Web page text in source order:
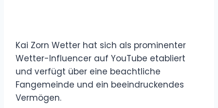
Kai Zorn Wetter hat sich als prominenter
Wetter-Influencer auf YouTube etabliert
und verfügt über eine beachtliche
Fangemeinde und ein beeindruckendes
Vermögen.